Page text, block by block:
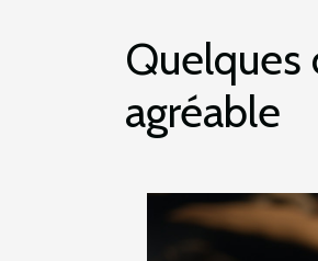
Quelques
agréable